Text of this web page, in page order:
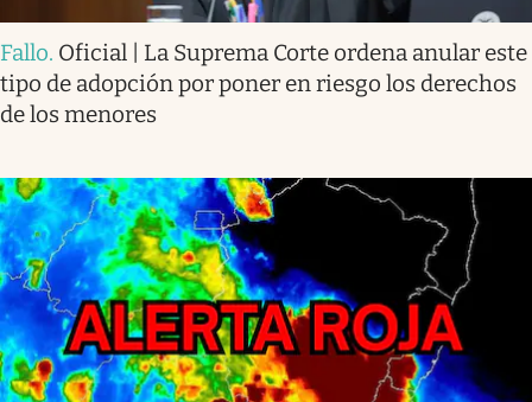
Fallo. Oficial | La Suprema Corte ordena anular este
tipo de adopción por poner en riesgo los derechos
de los menores